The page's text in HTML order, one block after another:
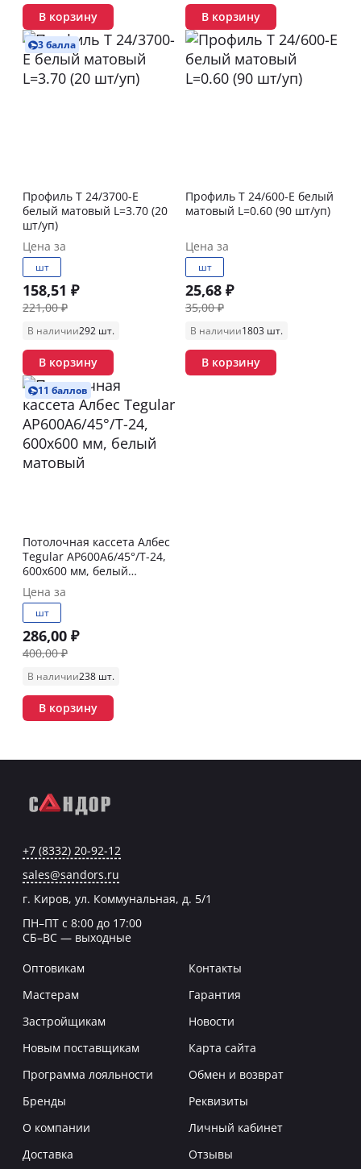
В корзину В корзину
3 балла
Профиль T 24/3700-E
белый матовый L=3.70 (20
шт/уп)
Цена за
шт
158,51 ₽
221,00 ₽
В наличии292 шт.
В корзину
Профиль T 24/600-E белый
матовый L=0.60 (90 шт/уп)
Цена за
шт
25,68 ₽
35,00 ₽
В наличии1803 шт.
В корзину
11 баллов
Потолочная кассета Албес
Tegular AP600A6/45°/Т-24,
600х600 мм, белый
матовый
Цена за
шт
286,00 ₽
400,00 ₽
В наличии238 шт.
В корзину
+7 (8332) 20-92-12
sales@sandors.ru
г. Киров, ул. Коммунальная, д. 5/1
ПН–ПТ с 8:00 до 17:00
СБ–ВС — выходные
Оптовикам
Мастерам
Застройщикам
Новым поставщикам
Программа лояльности
Бренды
О компании
Доставка
Контакты
Гарантия
Новости
Карта сайта
Обмен и возврат
Реквизиты
Личный кабинет
Отзывы